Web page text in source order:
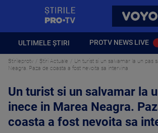
VOYO
ULTIMELE ȘTIRI PROTV NEWS LIVE
Stirileprotv Știri Actuale
Un turist si un salvamar la un pas
Neagra. Paza de coasta a fost nevoita sa intervina
Un turist si un salvamar la
inece in Marea Neagra.
coasta a fost nevoita sa